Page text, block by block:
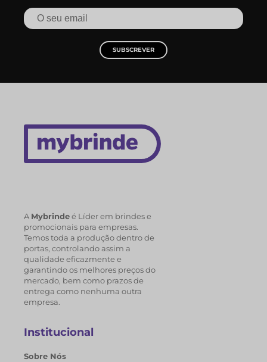
SUBSCREVER
A Mybrindeé Líder em brindes e
promocionais para empresas.
Temos toda a produção dentro de
portas, controlando assim a
qualidade eficazmente e
garantindo os melhores preços do
mercado, bem como prazos de
entrega como nenhuma outra
empresa.
Institucional
Sobre Nós